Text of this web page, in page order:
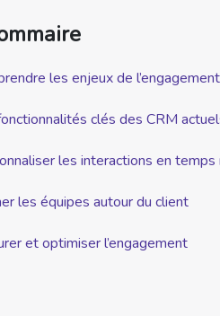
les enjeux de l’engagement
clés des CRM
les interactions en temps
les équipes autour du client
et optimiser l’engagement